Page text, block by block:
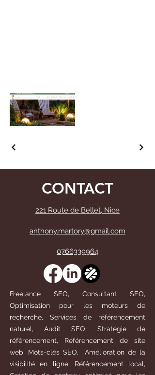
CONTACT
221 Route de Bellet, Nice
anthony.martory@gmail.com
0766339964
Freelance SEO, Consultant SEO,
Optimisation pour les moteurs de
recherche, Services de référencement
naturel, Audit SEO, Stratégie de
référencement, Référencement de site
web, Mots-clés SEO, Amélioration de la
visibilité en ligne, Référencement local,